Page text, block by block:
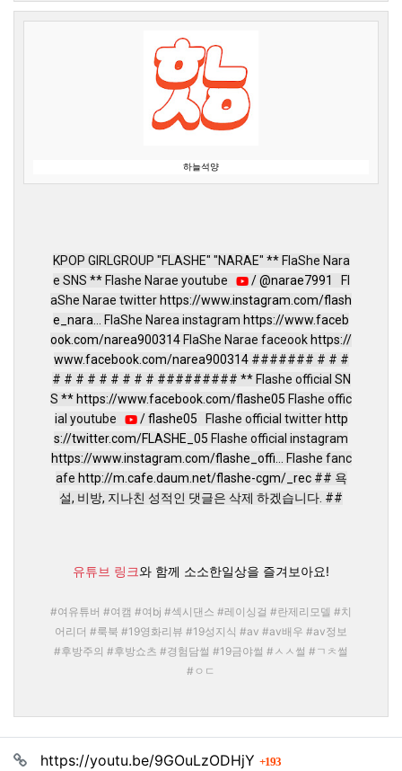
하늘석양
KPOP GIRLGROUP "FLASHE" "NARAE" ** FlaShe Nara
e SNS ** Flashe Narae youtube
/ @narae7991
Fl
aShe Narae twitter https://www.instagram.com/flash
e_nara...
FlaShe Narea instagram https://www.faceb
ook.com/narea900314 FlaShe Narae faceook https://
www.facebook.com/narea900314####### # # #
# # # # # # # # # ######### ** Flashe official SN
S ** https://www.facebook.com/flashe05 Flashe offic
ial youtube
/ flashe05 Flashe official twitter http
s://twitter.com/FLASHE_05 Flashe official instagram
https://www.instagram.com/flashe_offi...
Flashe fanc
afe http://m.cafe.daum.net/flashe-cgm/_rec## 욕
설, 비방, 지나친 성적인 댓글은 삭제 하겠습니다. ##
유튜브 링크와 함께 소소한일상을 즐겨보아요!
#여유튜버 #여캠 #여bj #섹시댄스 #레이싱걸 #란제리모델 #치
어리더 #룩북 #19영화리뷰 #19성지식 #av #av배우 #av정보
#후방주의 #후방쇼츠 #경험담썰 #19금야썰 #ㅅㅅ썰 #ㄱㅊ썰
#ㅇㄷ
관련자료
https://youtu.be/9GOuLzODHjY 193회 연결